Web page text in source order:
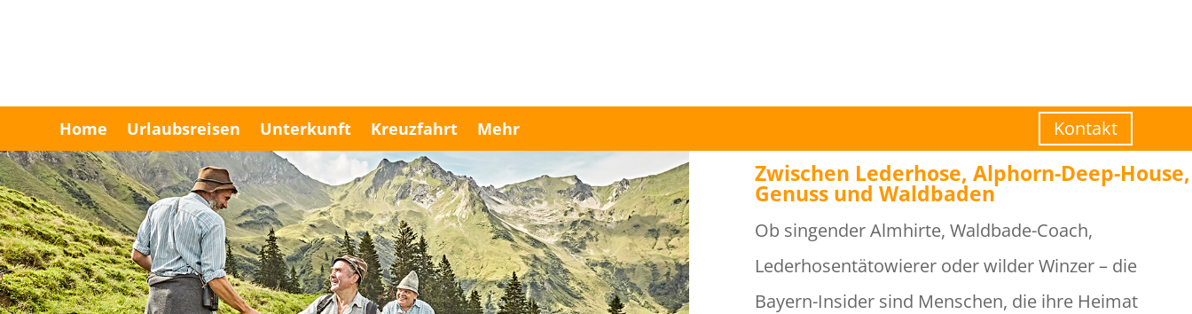
Home Urlaubsreisen Unterkunft Kreuzfahrt Mehr Kontakt
Zwischen Lederhose, Alphorn-Deep-House,
Genuss und Waldbaden
Ob singender Almhirte, Waldbade-Coach,
Lederhosentätowierer oder wilder Winzer – die
Bayern-Insider sind Menschen, die ihre Heimat